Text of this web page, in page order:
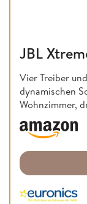
JBL
Vier Treiber
dynamischen
Wohnzimmer,